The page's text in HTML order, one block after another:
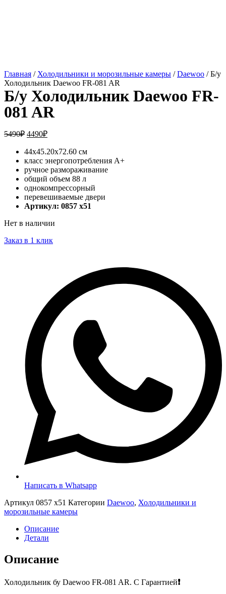
Главная / Холодильники и морозильные камеры /Daewoo / Б/у
Холодильник Daewoo FR-081 AR
Б/у Холодильник Daewoo FR-
081 AR
5490₽ 4490₽
44х45.20х72.60 см
класс энергопотребления A+
ручное размораживание
общий объем 88 л
однокомпрессорный
перевешиваемые двери
Артикул: 0857 х51
Нет в наличии
Заказ в 1 клик
Написать в Whatsapp
Артикул 0857 х51 Категории Daewoo, Холодильники и
морозильные камеры
Описание
Детали
Описание
Холодильник бу Daewoo FR-081 AR. С Гарантией❗